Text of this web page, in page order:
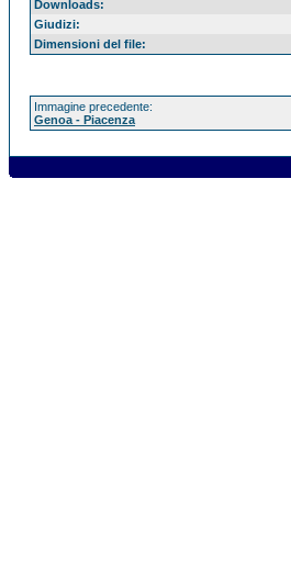
Downloads:
Giudizi:
Dimensioni del file:
Immagine precedente:
Genoa - Piacenza